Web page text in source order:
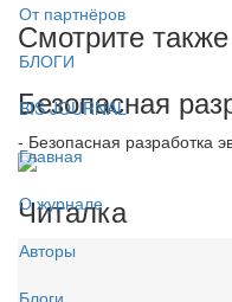
От партнёров
БЛОГИ
BIS JOURNAL
Главная
О журнале
Авторы
Блоги
Смотрите также
Безопасная
- Безопасная разработка
Читалка